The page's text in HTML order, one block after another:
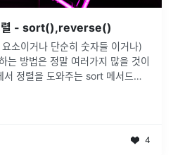
렬 - sort(),reverse()
소이거나 단순히 숫자들 이거나)
는 방법은 정말 여러가지 많을 것이
서 정렬을 도와주는 sort 메서드를
4